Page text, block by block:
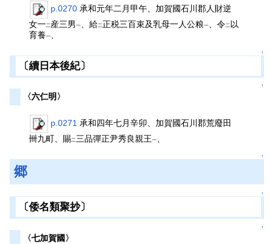
p.0270 承和元年二月甲午、加賀國石川郡人財逆
女一二産三男一、給二正税三百束及乳母一人公粮一、令二以
育養一、
↑
〔續日本後紀〕
↑
〈六仁明〉
p.0271 承和四年七月辛卯、加賀國石川郡荒廢田
卌九町、賜二三品彈正尹秀良親王一
↑
郷
↑
〔倭名類聚抄〕
↑
〈七加賀國〉